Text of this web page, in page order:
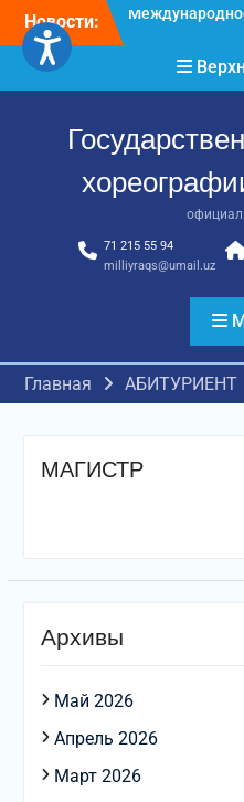
Перейти
содержимому
Новости:
достижения
пространство!
достижения
хореографов!
71 215 55 94
milliyraqs@umail.uz
Главная АБИТУРИЕНТ
МАГИСТР
Архивы
Май 2026
Апрель 2026
Март 2026